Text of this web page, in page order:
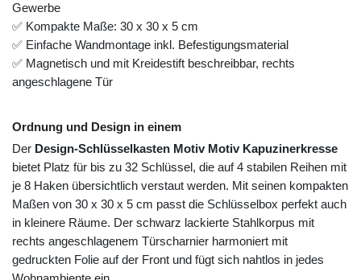
Gewerbe
✅ Kompakte Maße: 30 x 30 x 5 cm
✅ Einfache Wandmontage inkl. Befestigungsmaterial
✅ Magnetisch und mit Kreidestift beschreibbar, rechts
angeschlagene Tür
Ordnung und Design in einem
Der Design-Schlüsselkasten Motiv Motiv Kapuzinerkresse
bietet Platz für bis zu 32 Schlüssel, die auf 4 stabilen Reihen mit
je 8 Haken übersichtlich verstaut werden. Mit seinen kompakten
Maßen von 30 x 30 x 5 cm passt die Schlüsselbox perfekt auch
in kleinere Räume. Der schwarz lackierte Stahlkorpus mit
rechts angeschlagenem Türscharnier harmoniert mit
gedruckten Folie auf der Front und fügt sich nahtlos in jedes